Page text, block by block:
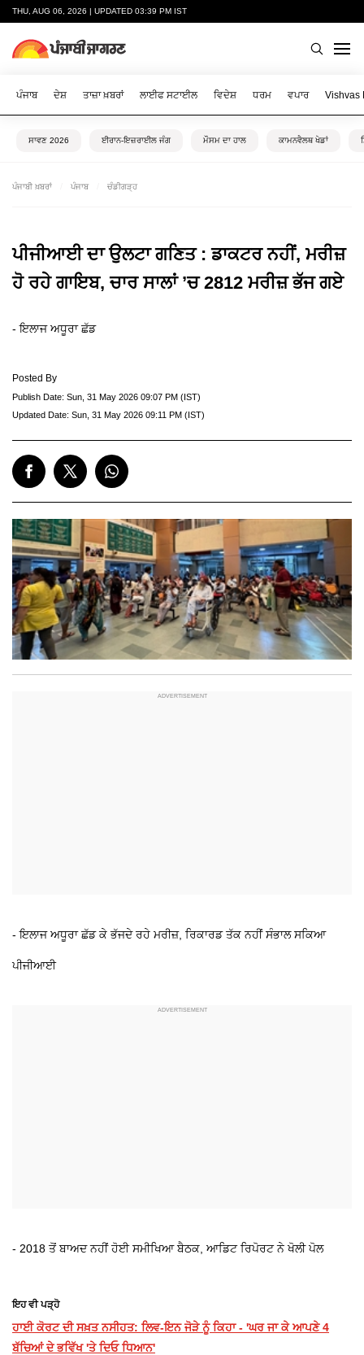
THU, AUG 06, 2026 | UPDATED 03:39 PM IST
ਪੰਜਾਬ ਦੇਸ਼ ਤਾਜ਼ਾ ਖ਼ਬਰਾਂ ਲਾਈਫ ਸਟਾਈਲ ਵਿਦੇਸ਼ ਧਰਮ ਵਪਾਰ Vishvas
ਸਾਵਣ 2026 ਈਰਾਨ-ਇਜ਼ਰਾਈਲ ਜੰਗ ਮੌਸਮ ਦਾ ਹਾਲ ਕਾਮਨਵੈਲਥ ਖੇਡਾਂ
ਪੰਜਾਬੀ ਖ਼ਬਰਾਂ ਪੰਜਾਬ ਚੰਡੀਗੜ੍ਹ
ਪੀਜੀਆਈ ਦਾ ਉਲਟਾ ਗਣਿਤ : ਡਾਕਟਰ ਨਹੀਂ, ਮਰੀਜ਼
ਹੋ ਰਹੇ ਗਾਇਬ, ਚਾਰ ਸਾਲਾਂ ’ਚ 2812 ਮਰੀਜ਼ ਭੱਜ ਗਏ
- ਇਲਾਜ ਅਧੂਰਾ ਛੱਡ
Posted By
Publish Date: Sun, 31 May 2026 09:07 PM (IST)
Updated Date: Sun, 31 May 2026 09:11 PM (IST)
- ਇਲਾਜ ਅਧੂਰਾ ਛੱਡ ਕੇ ਭੱਜਦੇ ਰਹੇ ਮਰੀਜ਼, ਰਿਕਾਰਡ ਤੱਕ ਨਹੀਂ ਸੰਭਾਲ ਸਕਿਆ
ਪੀਜੀਆਈ
- 2018 ਤੋਂ ਬਾਅਦ ਨਹੀਂ ਹੋਈ ਸਮੀਖਿਆ ਬੈਠਕ, ਆਡਿਟ ਰਿਪੋਰਟ ਨੇ ਖੋਲੀ ਪੋਲ
ਇਹ ਵੀ ਪੜ੍ਹੋ
ਹਾਈ ਕੋਰਟ ਦੀ ਸਖ਼ਤ ਨਸੀਹਤ: ਲਿਵ-ਇਨ ਜੋੜੇ ਨੂੰ ਕਿਹਾ - 'ਘਰ ਜਾ ਕੇ ਆਪਣੇ 4
ਬੱਚਿਆਂ ਦੇ ਭਵਿੱਖ 'ਤੇ ਦਿਓ ਧਿਆਨ'